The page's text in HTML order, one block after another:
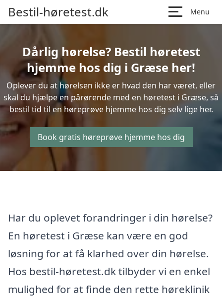
Bestil-høretest.dk Menu
Dårlig hørelse? Bestil høretest
hjemme hos dig i Græse her!
Oplever du at hørelsen ikke er hvad den har været, eller
skal du hjælpe en pårørende med en høretest i Græse, så
bestil tid til en høreprøve hjemme hos dig selv lige her.
Book gratis høreprøve hjemme hos dig
Har du oplevet forandringer i din hørelse?
En høretest i Græse kan være en god
løsning for at få klarhed over din hørelse.
Hos bestil-høretest.dk tilbyder vi en enkel
mulighed for at finde den rette høreklinik